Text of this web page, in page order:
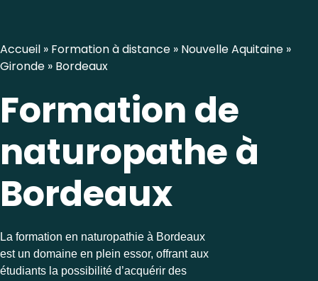
Accueil » Formation à distance » Nouvelle Aquitaine »
Gironde » Bordeaux
Formation de
naturopathe à
Bordeaux
La formation en naturopathie à Bordeaux
est un domaine en plein essor, offrant aux
étudiants la possibilité d’acquérir des